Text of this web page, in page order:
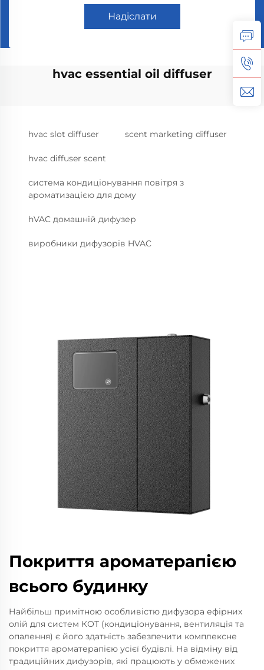
Надіслати
hvac essential oil diffuser
hvac slot diffuser scent marketing diffuser
hvac diffuser scent
система кондиціонування повітря з
ароматизацією для дому
hVAC домашній дифузер
виробники дифузорів HVAC
Покриття ароматерапією
всього будинку
Найбільш примітною особливістю дифузора ефірних
олій для систем КОТ (кондиціонування, вентиляція та
опалення) є його здатність забезпечити комплексне
покриття ароматерапією усієї будівлі. На відміну від
традиційних дифузорів, які працюють у обмежених